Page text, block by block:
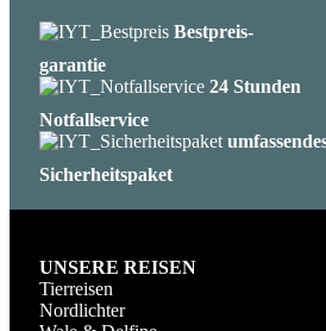
Bestpreis-
garantie
24 Stunden
Notfallservice
Sicherheitspaket
UNSERE REISEN
Tierreisen
Nordlichter